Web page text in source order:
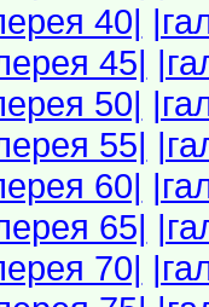
40|
45|
50|
55|
60|
65|
70|